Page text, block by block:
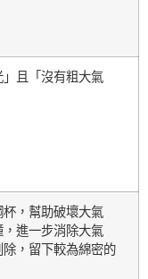
且「沒有粗大氣
，幫助破壞大氣
進一步消除大氣
，留下較為綿密的